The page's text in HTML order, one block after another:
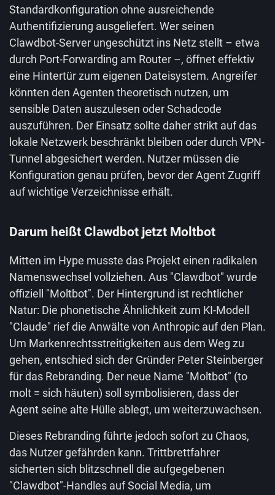
Standardkonfiguration ohne ausreichende
Authentifizierung ausgeliefert. Wer seinen
Clawdbot-Server ungeschützt ins Netz stellt – etwa
durch Port-Forwarding am Router –, öffnet effektiv
eine Hintertür zum eigenen Dateisystem. Angreifer
könnten den Agenten theoretisch nutzen, um
sensible Daten auszulesen oder Schadcode
auszuführen. Der Einsatz sollte daher strikt auf das
lokale Netzwerk beschränkt bleiben oder durch VPN-
Tunnel abgesichert werden. Nutzer müssen die
Konfiguration genau prüfen, bevor der Agent Zugriff
auf wichtige Verzeichnisse erhält.
Darum heißt Clawdbot jetzt Moltbot
Mitten im Hype musste das Projekt einen radikalen
Namenswechsel vollziehen. Aus "Clawdbot" wurde
offiziell "Moltbot". Der Hintergrund ist rechtlicher
Natur: Die phonetische Ähnlichkeit zum KI-Modell
"Claude" rief die Anwälte von Anthropic auf den Plan.
Um Markenrechtsstreitigkeiten aus dem Weg zu
gehen, entschied sich der Gründer Peter Steinberger
für das Rebranding. Der neue Name "Moltbot" (to
molt = sich häuten) soll symbolisieren, dass der
Agent seine alte Hülle ablegt, um weiterzuwachsen.
Dieses Rebranding führte jedoch sofort zu Chaos,
das Nutzer gefährden kann. Trittbrettfahrer
sicherten sich blitzschnell die aufgegebenen
"Clawdbot"-Handles auf Social Media, um